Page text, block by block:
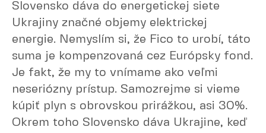
Slovensko dáva do energetickej siete
Ukrajiny značné objemy elektrickej
energie. Nemyslím si, že Fico to urobí, táto
suma je kompenzovaná cez Európsky fond.
Je fakt, že my to vnímame ako veľmi
neseriózny prístup. Samozrejme si vieme
kúpiť plyn s obrovskou prirážkou, asi 30%.
Okrem toho Slovensko dáva Ukrajine, keď